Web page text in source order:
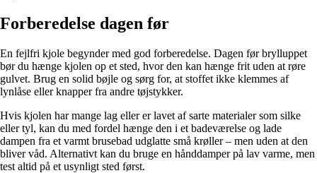
Forberedelse dagen før
En fejlfri kjole begynder med god forberedelse. Dagen før brylluppet
bør du hænge kjolen op et sted, hvor den kan hænge frit uden at røre
gulvet. Brug en solid bøjle og sørg for, at stoffet ikke klemmes af
lynlåse eller knapper fra andre tøjstykker.
Hvis kjolen har mange lag eller er lavet af sarte materialer som silke
eller tyl, kan du med fordel hænge den i et badeværelse og lade
dampen fra et varmt brusebad udglatte små krøller – men uden at den
bliver våd. Alternativt kan du bruge en hånddamper på lav varme, men
test altid på et usynligt sted først.